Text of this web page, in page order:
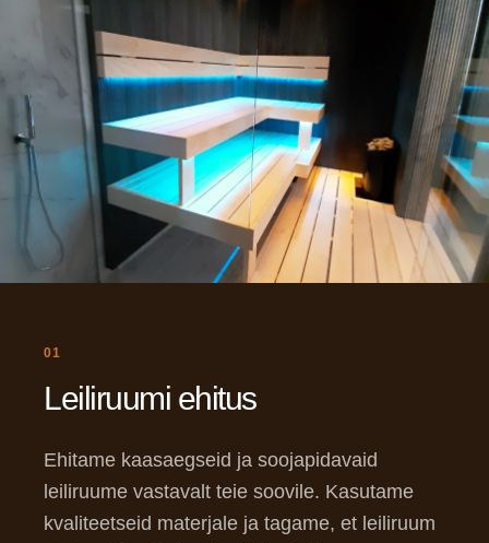
01
Leiliruumi ehitus
Ehitame kaasaegseid ja soojapidavaid
leiliruume vastavalt teie soovile. Kasutame
kvaliteetseid materjale ja tagame, et leiliruum